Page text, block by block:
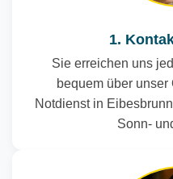
1.
Sie erreichen uns
bequem über
Notdienst in
Sonn-